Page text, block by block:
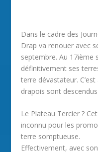
Dans le cadre des
Drap va renouer avec
septembre. Au 17ième
définitivement ses
terre dévastateur.
drapois sont
Le Plateau Tercier ?
inconnu pour les
terre somptueuse.
Effectivement, avec